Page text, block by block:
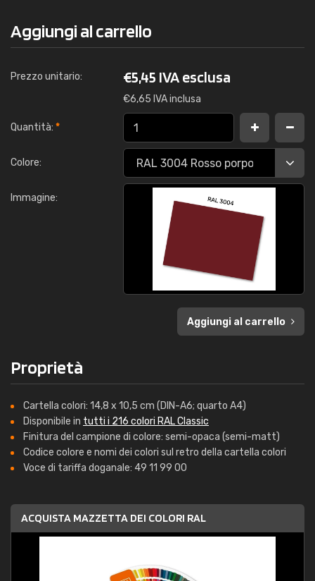
Aggiungi al carrello
Prezzo unitario: €5,45 IVA esclusa
€6,65 IVA inclusa
Quantità: *
Colore:
Immagine:
Aggiungi al carrello
Proprietà
Cartella colori: 14,8 x 10,5 cm (DIN-A6; quarto A4)
Disponibile in tutti i 216 colori RAL Classic
Finitura del campione di colore: semi-opaca (semi-matt)
Codice colore e nomi dei colori sul retro della cartella colori
Voce di tariffa doganale: 49 11 99 00
ACQUISTA MAZZETTA DEI COLORI RAL